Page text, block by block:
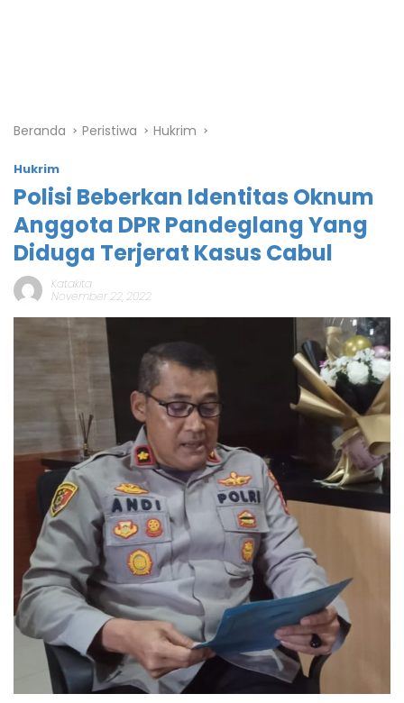
Beranda Peristiwa Hukrim
Hukrim
Polisi Beberkan Identitas Oknum
Anggota DPR Pandeglang Yang
Diduga Terjerat Kasus Cabul
Katakita
November 22, 2022